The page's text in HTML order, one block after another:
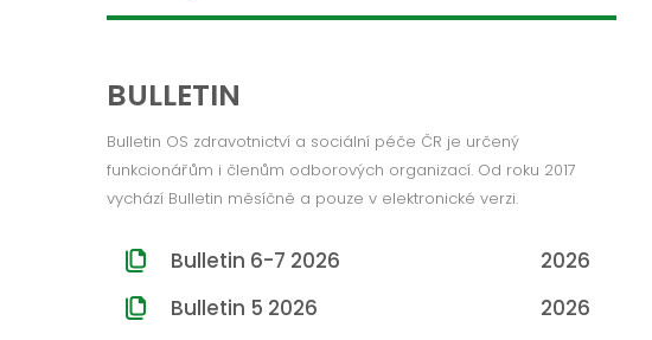
BULLETIN
Bulletin OS zdravotnictví a sociální péče ČR je určený
funkcionářům i členům odborových organizací. Od roku 2017
vychází Bulletin měsíčně a pouze v elektronické verzi.
Bulletin 6-7 2026
2026
Bulletin 5 2026
2026